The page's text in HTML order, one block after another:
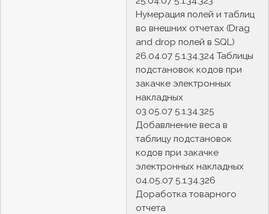
Нумерация полей и таблиц
во внешних отчетах (Drag
and drop полей в SQL)
26.04.07 5.1.34.324 Таблицы
подстановок кодов при
закачке электронных
накладных
03.05.07 5.1.34.325
Добавлнение веса в
таблицу подстановок
кодов при закачке
электронных накладных
04.05.07 5.1.34.326
Доработка товарного
отчета